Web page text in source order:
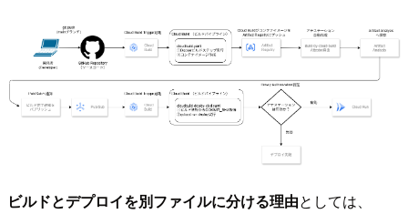
ビルドとデプロイを別ファイルに分ける理由としては、